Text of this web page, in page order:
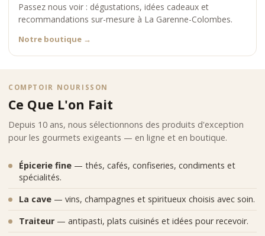
Passez nous voir : dégustations, idées cadeaux et
recommandations sur-mesure à La Garenne-Colombes.
Notre boutique →
COMPTOIR NOURISSON
Ce Que L'on Fait
Depuis 10 ans, nous sélectionnons des produits d'exception
pour les gourmets exigeants — en ligne et en boutique.
Épicerie fine — thés, cafés, confiseries, condiments et
spécialités.
La cave — vins, champagnes et spiritueux choisis avec soin.
Traiteur — antipasti, plats cuisinés et idées pour recevoir.